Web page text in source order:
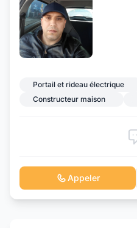
Portail et rideau électrique
Constructeur maison
Appeler